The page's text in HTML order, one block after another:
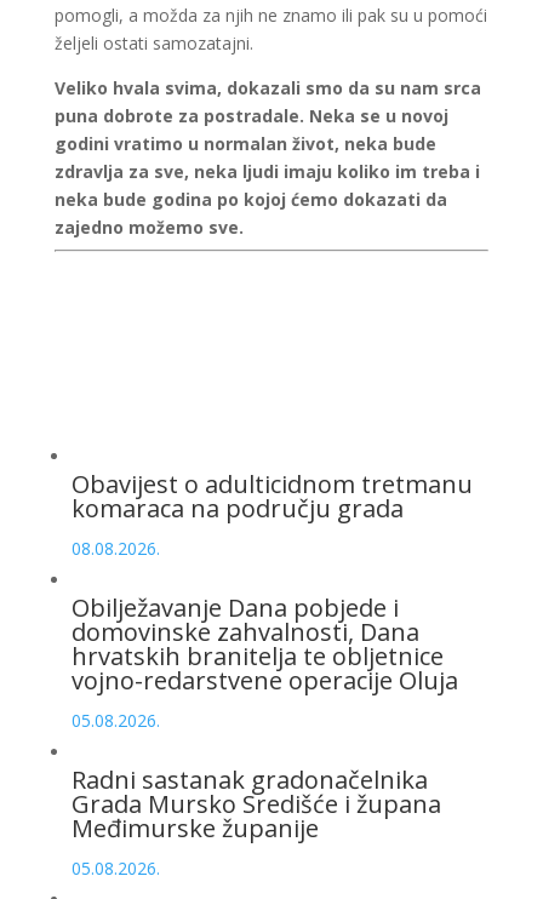
pomogli, a možda za njih ne znamo ili pak su u pomoći
željeli ostati samozatajni.
Veliko hvala svima, dokazali smo da su nam srca
puna dobrote za postradale. Neka se u novoj
godini vratimo u normalan život, neka bude
zdravlja za sve, neka ljudi imaju koliko im treba i
neka bude godina po kojoj ćemo dokazati da
zajedno možemo sve.
Obavijest o adulticidnom tretmanu
komaraca na području grada
08.08.2026.
Obilježavanje Dana pobjede i
domovinske zahvalnosti, Dana
hrvatskih branitelja te obljetnice
vojno-redarstvene operacije Oluja
05.08.2026.
Radni sastanak gradonačelnika
Grada Mursko Središće i župana
Međimurske županije
05.08.2026.